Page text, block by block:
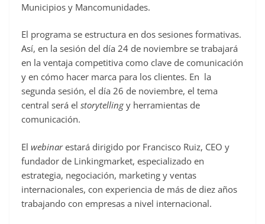
Municipios y Mancomunidades.
El programa se estructura en dos sesiones formativas.
Así, en la sesión del día 24 de noviembre se trabajará
en la ventaja competitiva como clave de comunicación
y en cómo hacer marca para los clientes. En la
segunda sesión, el día 26 de noviembre, el tema
central será el storytelling y herramientas de
comunicación.
El webinarestará dirigido por Francisco Ruiz, CEO y
fundador de Linkingmarket, especializado en
estrategia, negociación, marketing y ventas
internacionales, con experiencia de más de diez años
trabajando con empresas a nivel internacional.